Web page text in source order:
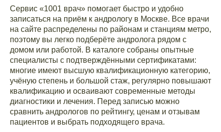
Сервис «1001 врач» помогает быстро и удобно
записаться на приём к андрологу в Москве. Все врачи
на сайте распределены по районам и станциям метро,
поэтому вы легко подберёте андролога рядом с
домом или работой. В каталоге собраны опытные
специалисты с подтверждёнными сертификатами:
многие имеют высшую квалификационную категорию,
учёную степень и большой стаж, регулярно повышают
квалификацию и осваивают современные методы
диагностики и лечения. Перед записью можно
сравнить андрологов по рейтингу, ценам и отзывам
пациентов и выбрать подходящего врача.